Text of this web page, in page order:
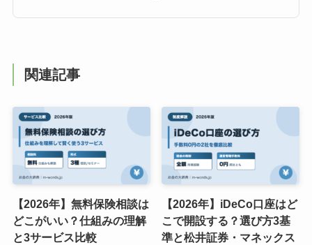
関連記事
【2026年】無料保険相談は
どこがいい？仕組みの理解
と3サービス比較
【2026年】iDeCo口座はど
こで開設する？選び方3基
準と松井証券・マネックス